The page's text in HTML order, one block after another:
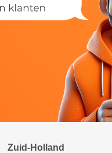
Zuid-Holland